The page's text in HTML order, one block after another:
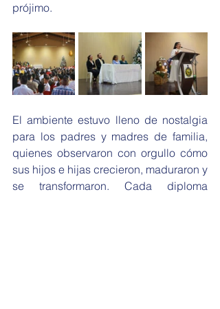
prójimo.
El ambiente estuvo lleno de nostalgia
para los padres y madres de familia,
quienes observaron con orgullo cómo
sus hijos e hijas crecieron, maduraron y
se transformaron. Cada diploma